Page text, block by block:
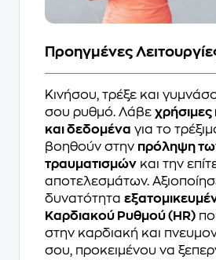
Προηγμένες
Κινήσου, τρέξε και
σου ρυθμό. Λάβε
και δεδομένα για το
βοηθούν στην πρόληψη
τραυματισμών και την
αποτελεσμάτων.
δυνατότητα
Καρδιακού Ρυθμού (HR)
στην καρδιακή και
σου, προκειμένου να